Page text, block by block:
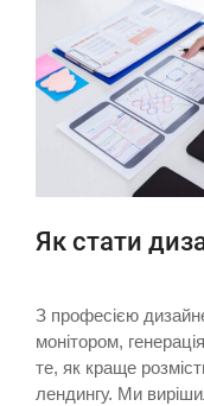
Як стати
З професією
монітором,
те, як краще
лендингу. Ми